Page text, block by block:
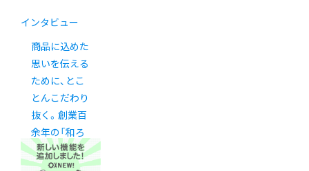
インタビュー
商品に込めた
思いを伝える
ために、とこ
とんこだわり
抜く。創業百
余年の「和ろ
うそく大與」
が考えるデザ